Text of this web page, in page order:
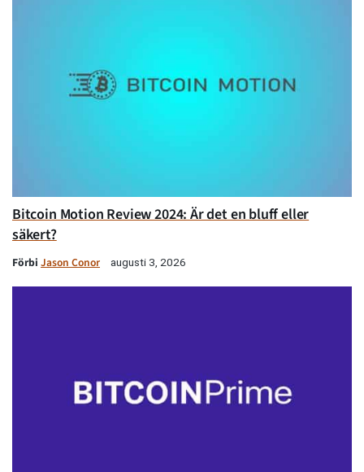
Bitcoin Motion Review 2024: Är det en bluff eller
säkert?
Förbi Jason Conor augusti 3, 2026